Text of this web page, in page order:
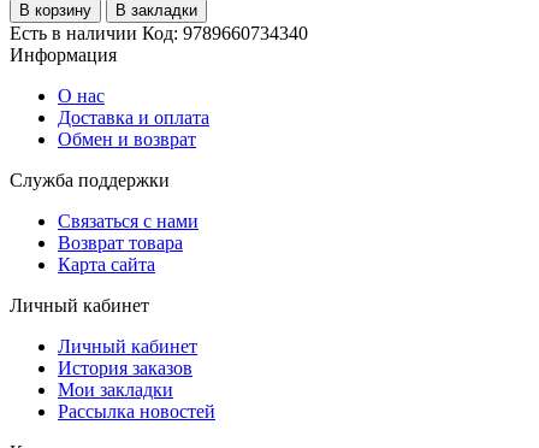
В корзину
В закладки
Есть в наличии Код: 9789660734340
Информация
О нас
Доставка и оплата
Обмен и возврат
Служба поддержки
Связаться с нами
Возврат товара
Карта сайта
Личный кабинет
Личный кабинет
История заказов
Мои закладки
Рассылка новостей